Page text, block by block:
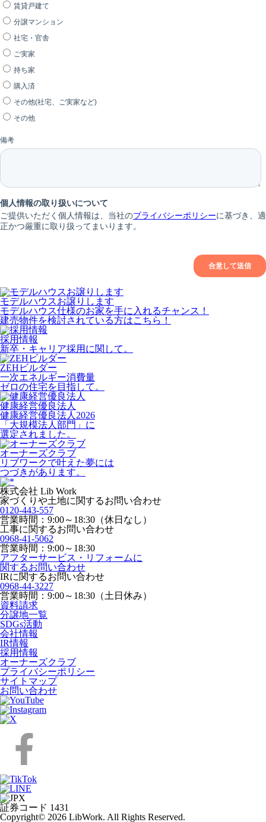
モデルハウスお譲りします
モデルハウス仕様のお家を手に入れるチャンス！
建売物件を検討されている方はこちら！
採用情報
新卒・キャリア採用に関して。
ZEHビルダー
一次エネルギー消費量
ゼロの住宅を目指して。
健康経営優良法人
健康経営優良法人2026
「大規模法人部門」に
選定されました。
オーナーズクラブ
リブワークで叶えた夢には
つづきがあります。
株式会社 Lib Work
家づくりや土地に関するお問い合わせ
0120-443-557
営業時間：9:00～18:30（休日なし）
工事に関するお問い合わせ
0968-41-5062
営業時間：9:00～18:30
アフターサービス・リフォームに
関するお問い合わせ
IRに関するお問い合わせ
0968-44-3227
営業時間：9:00～18:30（土日休み）
資料請求
分譲地一覧
SDGs活動
会社情報
IR情報
採用情報
オーナーズクラブ
プライバシーポリシー
サイトマップ
お問い合わせ
証券コード 1431
Copyright© 2026 LibWork. All Rights Reserved.